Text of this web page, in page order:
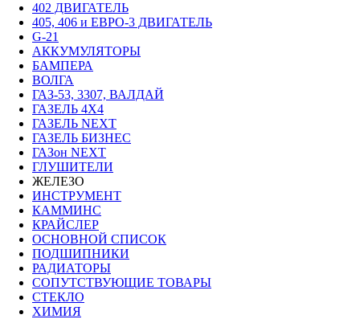
402 ДВИГАТЕЛЬ
405, 406 и ЕВРО-3 ДВИГАТЕЛЬ
G-21
АККУМУЛЯТОРЫ
БАМПЕРА
ВОЛГА
ГАЗ-53, 3307, ВАЛДАЙ
ГАЗЕЛЬ 4Х4
ГАЗЕЛЬ NEXT
ГАЗЕЛЬ БИЗНЕС
ГАЗон NEXT
ГЛУШИТЕЛИ
ЖЕЛЕЗО
ИНСТРУМЕНТ
КАММИНС
КРАЙСЛЕР
ОСНОВНОЙ СПИСОК
ПОДШИПНИКИ
РАДИАТОРЫ
СОПУТСТВУЮЩИЕ ТОВАРЫ
СТЕКЛО
ХИМИЯ